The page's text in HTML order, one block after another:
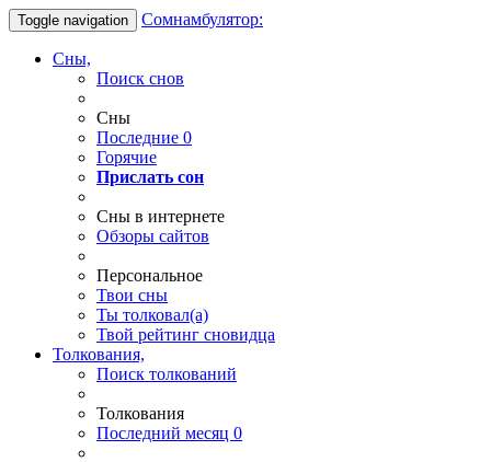
Toggle navigation Сомнамбулятор:
Сны,
Поиск снов
Сны
Последние 0
Горячие
Прислать сон
Сны в интернете
Обзоры сайтов
Персональное
Твои сны
Ты толковал(а)
Твой рейтинг сновидца
Толкования,
Поиск толкований
Толкования
Последний месяц 0